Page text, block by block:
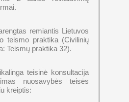
remiantis Lietuvos
teismo praktika (Civilinių
Teismų praktika 32).
teisinė konsultacija
nuosavybės teisės
kreiptis: